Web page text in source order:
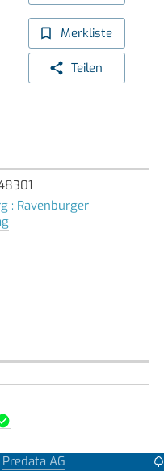
Merkliste
Teilen
: Ravenburger
Predata AG